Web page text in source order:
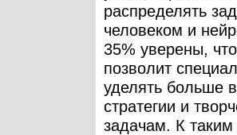
распределять
человеком и
35% уверены,
позволит
уделять больше
стратегии и
задачам. К